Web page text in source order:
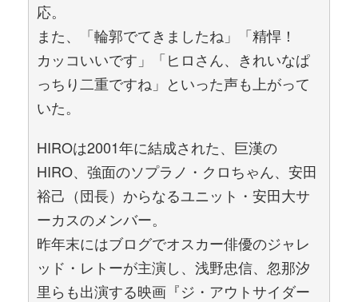
応。
また、「輪郭でてきましたね」「精悍！
カッコいいです」「ヒロさん、きれいなぱ
っちり二重ですね」といった声も上がって
いた。
HIROは2001年に結成された、巨漢の
HIRO、強面のソプラノ・クロちゃん、安田
裕己（団長）からなるユニット・安田大サ
ーカスのメンバー。
昨年末にはブログでオスカー俳優のジャレ
ッド・レトーが主演し、浅野忠信、忽那汐
里らも出演する映画『ジ・アウトサイダー